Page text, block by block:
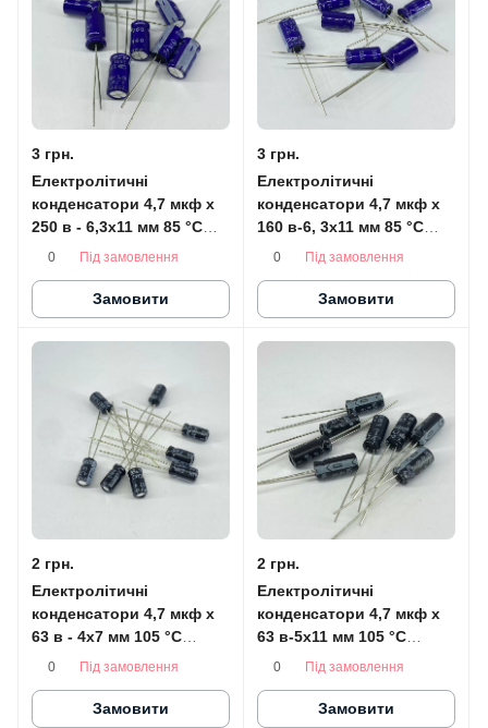
3 грн.
Електролітичні
конденсатори 4,7 мкф x
250 в - 6,3x11 мм 85 °C
SAMWHA
0 Під замовлення
Замовити
3 грн.
Електролітичні
конденсатори 4,7 мкф x
160 в-6, 3x11 мм 85 °C
SAMWHA
0 Під замовлення
Замовити
2 грн.
Електролітичні
конденсатори 4,7 мкф x
63 в - 4x7 мм 105 °C
HITANO (мінімальні)
0 Під замовлення
Замовити
2 грн.
Електролітичні
конденсатори 4,7 мкф x
63 в-5x11 мм 105 °C
HITANO
0 Під замовлення
Замовити